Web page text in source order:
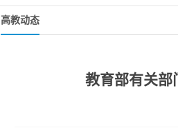
高教动态
教育部有关部